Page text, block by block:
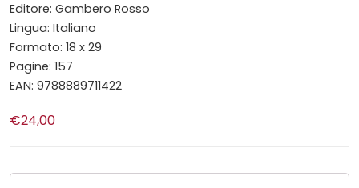
Editore: Gambero Rosso
Lingua: Italiano
Formato: 18 x 29
Pagine: 157
EAN: 9788889711422
€24,00